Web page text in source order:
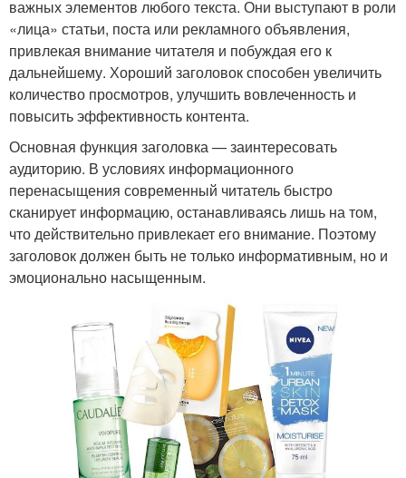
важных элементов любого текста. Они выступают в роли
«лица» статьи, поста или рекламного объявления,
привлекая внимание читателя и побуждая его к
дальнейшему. Хороший заголовок способен увеличить
количество просмотров, улучшить вовлеченность и
повысить эффективность контента.
Основная функция заголовка — заинтересовать
аудиторию. В условиях информационного
перенасыщения современный читатель быстро
сканирует информацию, останавливаясь лишь на том,
что действительно привлекает его внимание. Поэтому
заголовок должен быть не только информативным, но и
эмоционально насыщенным.